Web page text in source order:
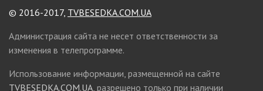
© 2016-2017, TVBESEDKA.COM.UA
Администрация сайта не несет ответственности за
изменения в телепрограмме.
Использование информации, размещенной на сайте
TVBESEDKA.COM.UA, разрешено только при наличии